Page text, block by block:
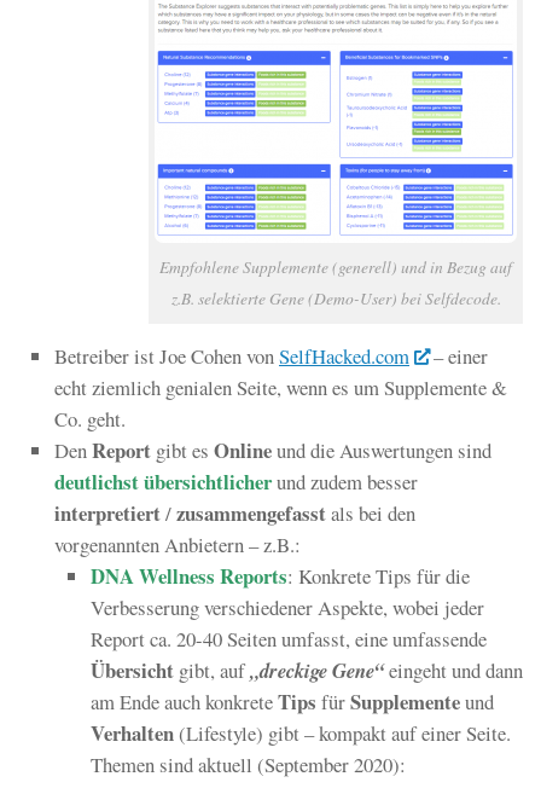
Empfohlene Supplemente (generell) und in Bezug auf
z.B. selektierte Gene (Demo-User) bei Selfdecode.
Betreiber ist Joe Cohen vonSelfHacked.com
– einer
echt ziemlich genialen Seite, wenn es um Supplemente &
Co. geht.
DenReport gibt es Onlineund die Auswertungen sind
deutlichst übersichtlicherund zudem besser
interpretiert/zusammengefasstals bei den
vorgenannten Anbietern – z.B.:
DNA Wellness Reports: Konkrete Tips für die
Verbesserung verschiedener Aspekte, wobei jeder
Report ca. 20-40 Seiten umfasst, eine umfassende
Übersicht gibt, auf„dreckige Gene“eingeht und dann
am Ende auch konkreteTips fürSupplementeund
Verhalten(Lifestyle) gibt – kompakt auf einer Seite.
Themen sind aktuell (September 2020):